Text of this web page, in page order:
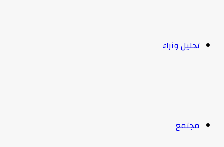
تحليل وآراء
مجتمع